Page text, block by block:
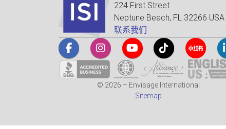
224 First Street
Neptune Beach, FL 32266 USA
联系我们
© 2026 – Envisage International
Sitemap